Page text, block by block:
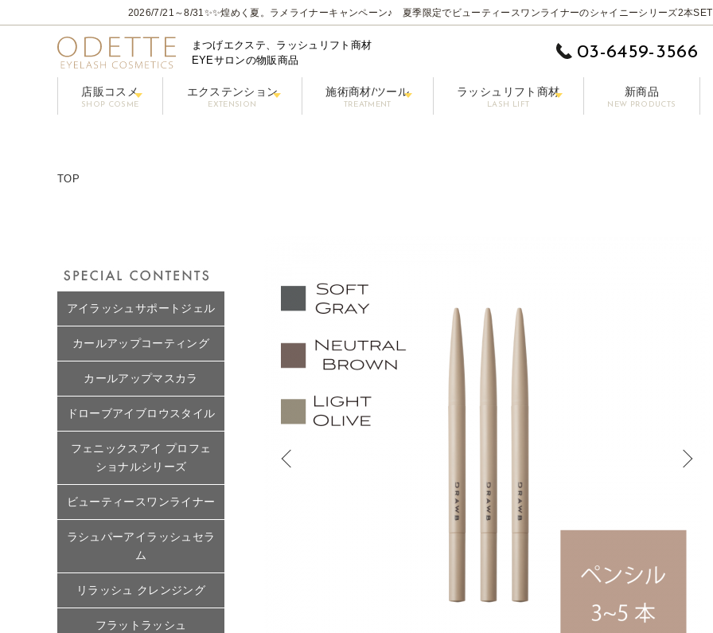
2026/7/21～8/31 ✨✨煌めく夏。ラメライナーキャンペーン♪ 夏季限定でビューティースワンライナーのシャイニーシリーズ2本
まつげエクステ、ラッシュリフト商材
EYEサロンの物販商品
03-6459-3566
店販コスメ
SHOP COSME
エクステンション
EXTENSION
施術商材/ツール
TREATMENT
ラッシュリフト商材
LASH LIFT
新商品
NEW PRODUCTS
TOP
アイラッシュサポートジェル
カールアップコーティング
カールアップマスカラ
ドローブアイブロウスタイル
フェニックスアイ プロフェ
ショナルシリーズ
ビューティースワンライナー
ラシュパーアイラッシュセラ
ム
リラッシュ クレンジング
フラットラッシュ